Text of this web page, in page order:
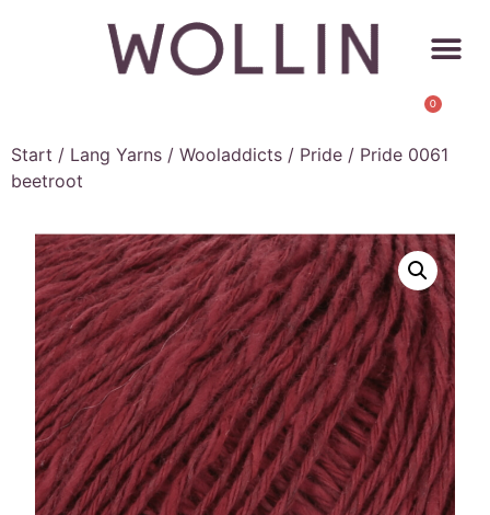
0
Start / Lang Yarns / Wooladdicts / Pride / Pride 0061
beetroot